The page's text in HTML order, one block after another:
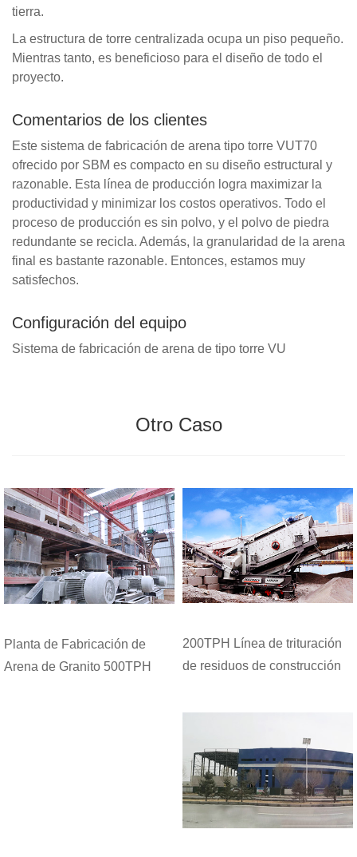
tierra.
La estructura de torre centralizada ocupa un piso pequeño.
Mientras tanto, es beneficioso para el diseño de todo el
proyecto.
Comentarios de los clientes
Este sistema de fabricación de arena tipo torre VUT70
ofrecido por SBM es compacto en su diseño estructural y
razonable. Esta línea de producción logra maximizar la
productividad y minimizar los costos operativos. Todo el
proceso de producción es sin polvo, y el polvo de piedra
redundante se recicla. Además, la granularidad de la arena
final es bastante razonable. Entonces, estamos muy
satisfechos.
Configuración del equipo
Sistema de fabricación de arena de tipo torre VU
Otro Caso
Planta de Fabricación de
Arena de Granito 500TPH
200TPH Línea de trituración
de residuos de construcción